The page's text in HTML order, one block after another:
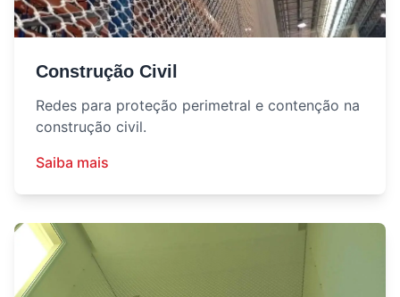
Construção Civil
Redes para proteção perimetral e contenção na
construção civil.
Saiba mais